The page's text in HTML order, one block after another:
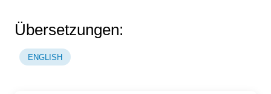
Übersetzungen:
ENGLISH